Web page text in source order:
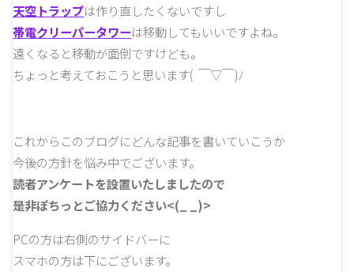
天空トラップは作り直したくないですし
帯電クリーパータワーは移動してもいいですよね。
遠くなると移動が面倒ですけども。
ちょっと考えておこうと思います( ￣▽￣)ﾉ
これからこのブログにどんな記事を書いていこうか
今後の方針を悩み中でございます。
読者アンケートを設置いたしましたので
是非ぽちっとご協力ください<(_ _)>
PCの方は右側のサイドバーに
スマホの方は下にございます。